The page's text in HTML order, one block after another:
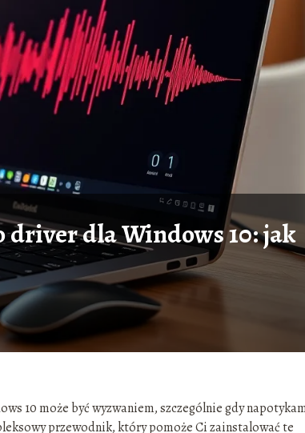
dla Windows 10: jak
10 może być wyzwaniem, szczególnie gdy
przewodnik, który pomoże Ci zainstalować te